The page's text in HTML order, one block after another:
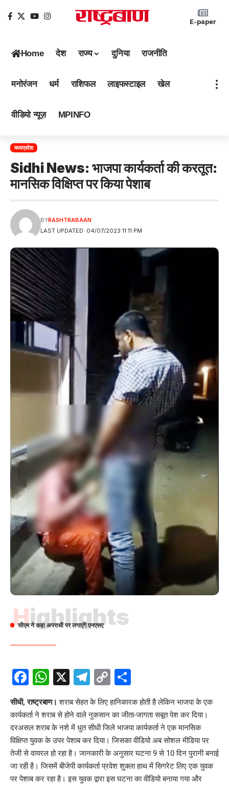
E-paper
Home देश राज्य दुनिया राजनीति
मनोरंजन धर्म राशिफल लाइफस्टाइल खेल
वीडियो न्यूज़ MPINFO
मध्यप्रदेश
Sidhi News: भाजपा कार्यकर्ता की करतूत:
मानसिक विक्षिप्त पर किया पेशाब
LAST UPDATED: 04/07/2023 11:11 PM
BYRASHTRABAAN
Highlights
सीएम ने कहा अपराधी पर लगाएंगे एनएसए
Facebook
WhatsApp
X Telegram
Copy
Link
सीधी, राष्ट्रबाण।शराब सेहत के लिए हानिकारक होती है लेकिन भाजपा के एक
कार्यकर्ता ने शराब से होने वाले नुकसान का जीता-जागता सबूत पेश कर दिया।
दरअसल शराब के नशे में धुत सीधी जिले भाजपा कार्यकर्ता ने एक मानसिक
विक्षिप्त युवक के उपर पेशाब कर दिया। जिसका वीडियो अब सोशल मीडिया पर
तेजी से वायरल हो रहा है। जानकारी के अनुसार घटना 9 से 10 दिन पुरानी बनाई
जा रही है। जिसमें बीजेपी कार्यकर्ता प्रवेश शुक्ला हाथ में सिगरेट लिए एक युवक
पर पेशाब कर रहा है। इस युवक द्वारा इस घटना का वीडियो बनाया गया और